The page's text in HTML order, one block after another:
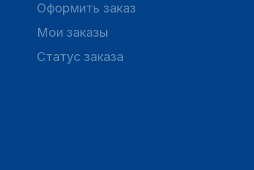
Оформить заказ
Мои заказы
Статус заказа